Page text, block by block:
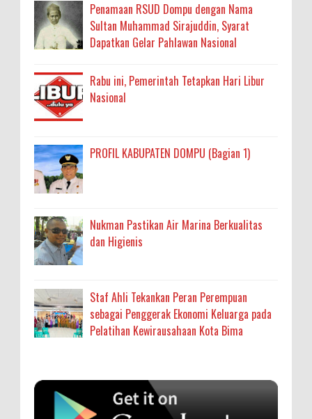
Penamaan RSUD Dompu dengan Nama
Sultan Muhammad Sirajuddin, Syarat
Dapatkan Gelar Pahlawan Nasional
Rabu ini, Pemerintah Tetapkan Hari Libur
Nasional
PROFIL KABUPATEN DOMPU (Bagian 1)
Nukman Pastikan Air Marina Berkualitas
dan Higienis
Staf Ahli Tekankan Peran Perempuan
sebagai Penggerak Ekonomi Keluarga pada
Pelatihan Kewirausahaan Kota Bima
Anonymous
SIGAPUAN dan Ikhtiar Kota Bima Menjemput
Korban Kekerasan